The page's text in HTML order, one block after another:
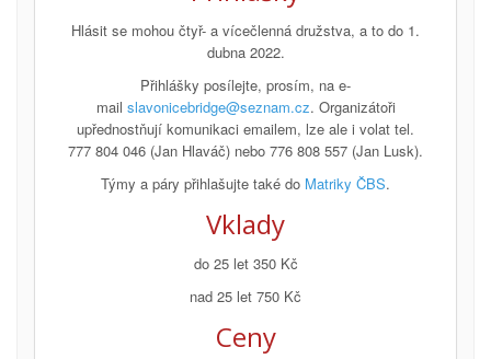
Hlásit se mohou čtyř- a vícečlenná družstva, a to do 1.
dubna 2022.
Přihlášky posílejte, prosím, na e-
mail slavonicebridge@seznam.cz. Organizátoři
upřednostňují komunikaci emailem, lze ale i volat tel.
777 804 046 (Jan Hlaváč) nebo 776 808 557 (Jan Lusk).
Týmy a páry přihlašujte také do Matriky ČBS.
Vklady
do 25 let 350 Kč
nad 25 let 750 Kč
Ceny